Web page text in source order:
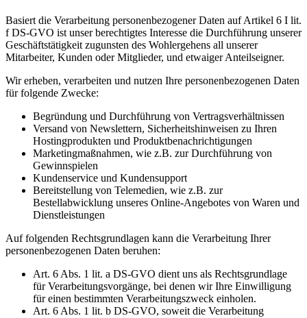
Basiert die Verarbeitung personenbezogener Daten auf Artikel 6 I lit.
f DS-GVO ist unser berechtigtes Interesse die Durchführung unserer
Geschäftstätigkeit zugunsten des Wohlergehens all unserer
Mitarbeiter, Kunden oder Mitglieder, und etwaiger Anteilseigner.
Wir erheben, verarbeiten und nutzen Ihre personenbezogenen Daten
für folgende Zwecke:
Begründung und Durchführung von Vertragsverhältnissen
Versand von Newslettern, Sicherheitshinweisen zu Ihren
Hostingprodukten und Produktbenachrichtigungen
Marketingmaßnahmen, wie z.B. zur Durchführung von
Gewinnspielen
Kundenservice und Kundensupport
Bereitstellung von Telemedien, wie z.B. zur
Bestellabwicklung unseres Online-Angebotes von Waren und
Dienstleistungen
Auf folgenden Rechtsgrundlagen kann die Verarbeitung Ihrer
personenbezogenen Daten beruhen:
Art. 6 Abs. 1 lit. a DS-GVO dient uns als Rechtsgrundlage
für Verarbeitungsvorgänge, bei denen wir Ihre Einwilligung
für einen bestimmten Verarbeitungszweck einholen.
Art. 6 Abs. 1 lit. b DS-GVO, soweit die Verarbeitung